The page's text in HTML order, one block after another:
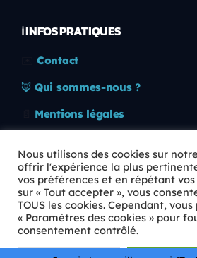
ℹ️ INFOS PRATIQUES
Contact
🦊 Qui sommes-nous ?
Mentions légales
🛡️ RGPD
Copyright © 2026 Animkids. Tous
Nous utilisons des cookies sur
offrir l'expérience la plus
vos préférences et en répétant
sur « Tout accepter », vous
TOUS les cookies. Cependant,
« Paramètres des cookies » pour
consentement contrôlé.